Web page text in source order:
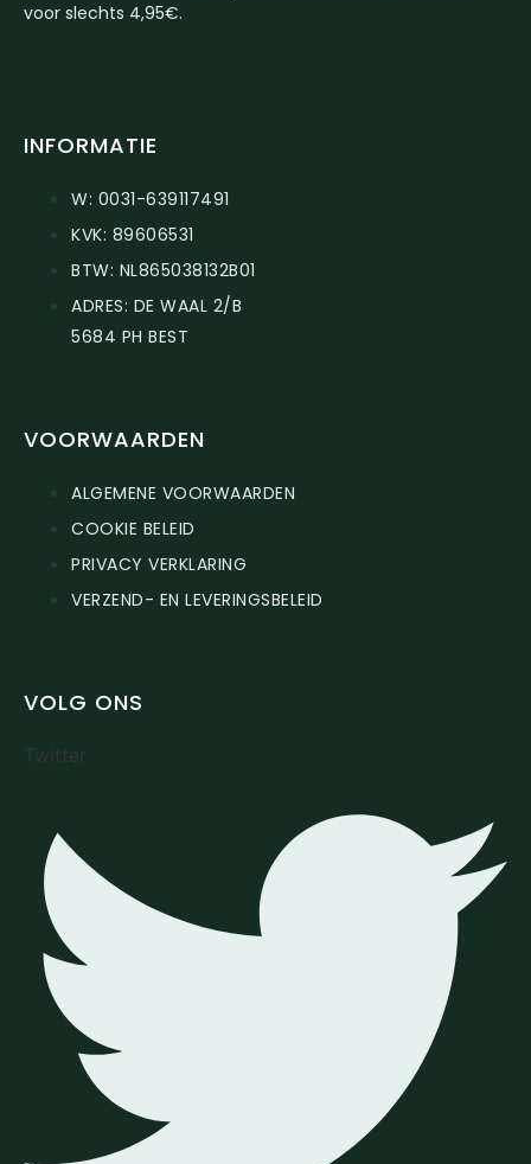
voor slechts 4,95€.
INFORMATIE
W: 0031-639117491
KVK: 89606531
BTW: NL865038132B01
ADRES: DE WAAL 2/B
5684 PH BEST
VOORWAARDEN
ALGEMENE VOORWAARDEN
COOKIE BELEID
PRIVACY VERKLARING
VERZEND- EN LEVERINGSBELEID
VOLG ONS
Twitter